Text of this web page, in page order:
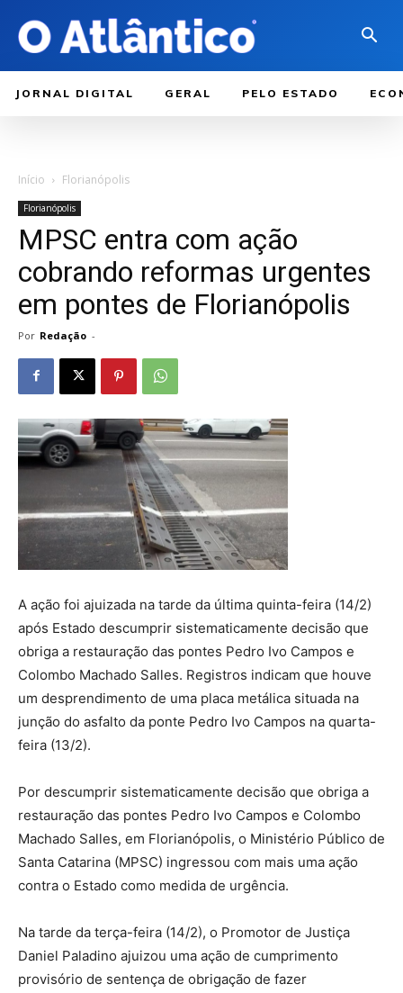
JORNAL DIGITAL GERAL PELO ESTADO
Início Florianópolis
Florianópolis
MPSC entra com ação
cobrando reformas urgentes
em pontes de Florianópolis
Por Redação -
A ação foi ajuizada na tarde da última quinta-feira (14/2)
após Estado descumprir sistematicamente decisão que
obriga a restauração das pontes Pedro Ivo Campos e
Colombo Machado Salles. Registros indicam que houve
um desprendimento de uma placa metálica situada na
junção do asfalto da ponte Pedro Ivo Campos na quarta-
feira (13/2).
Por descumprir sistematicamente decisão que obriga a
restauração das pontes Pedro Ivo Campos e Colombo
Machado Salles, em Florianópolis, o Ministério Público de
Santa Catarina (MPSC) ingressou com mais uma ação
contra o Estado como medida de urgência.
Na tarde da terça-feira (14/2), o Promotor de Justiça
Daniel Paladino ajuizou uma ação de cumprimento
provisório de sentença de obrigação de fazer